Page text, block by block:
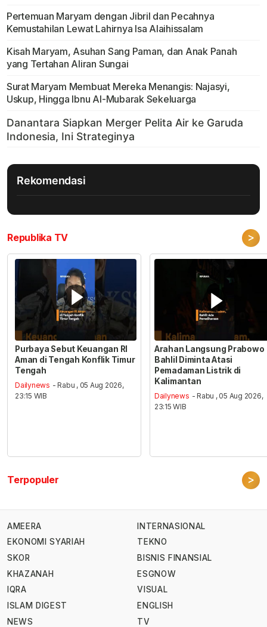
Pertemuan Maryam dengan Jibril dan Pecahnya
Kemustahilan Lewat Lahirnya Isa Alaihissalam
Kisah Maryam, Asuhan Sang Paman, dan Anak Panah
yang Tertahan Aliran Sungai
Surat Maryam Membuat Mereka Menangis: Najasyi,
Uskup, Hingga Ibnu Al-Mubarak Sekeluarga
Rekomendasi
Republika TV >
Purbaya Sebut Keuangan RI
Aman di Tengah Konflik Timur
Tengah
Dailynews - Rabu , 05 Aug 2026,
23:15 WIB
Arahan Langsung Prabowo
Bahlil Diminta Atasi
Pemadaman Listrik di
Kalimantan
Dailynews - Rabu , 05 Aug 2026,
23:15 WIB
Terpopuler >
AMEERA
EKONOMI SYARIAH
SKOR
KHAZANAH
IQRA
ISLAM DIGEST
NEWS
INTERNASIONAL
TEKNO
BISNIS FINANSIAL
ESGNOW
VISUAL
ENGLISH
TV